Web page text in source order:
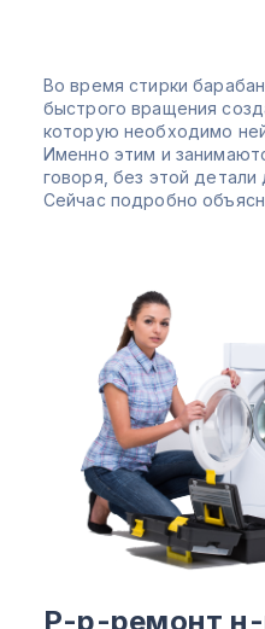
Во время стирки
быстрого вращения
которую необходимо
Именно этим и
говоря, без этой детали
Сейчас подробно
Р-р-ремонт